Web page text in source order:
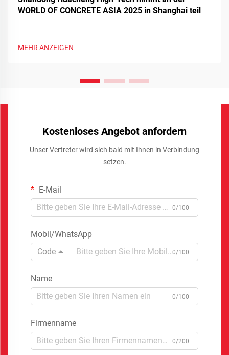
WORLD OF CONCRETE ASIA 2025 in Shanghai teil
MEHR ANZEIGEN
Kostenloses Angebot anfordern
Unser Vertreter wird sich bald mit Ihnen in Verbindung
setzen.
E-Mail
0/100
Mobil/WhatsApp
Code
0/100
Name
0/100
Firmenname
0/200